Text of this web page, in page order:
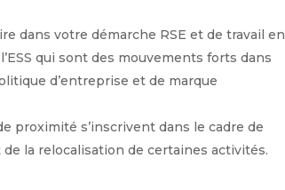
dans votre démarche RSE et de travail en
qui sont des mouvements forts dans
d’entreprise et de marque
proximité s’inscrivent dans le cadre de
la relocalisation de certaines activités.